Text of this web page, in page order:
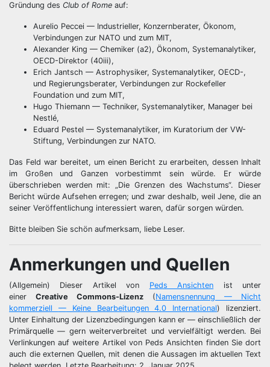
Gründung des Club of Rome auf:
Aurelio Peccei — Industrieller, Konzernberater, Ökonom,
Verbindungen zur NATO und zum MIT,
Alexander King — Chemiker (a2), Ökonom, Systemanalytiker,
OECD-Direktor (40iii),
Erich Jantsch — Astrophysiker, Systemanalytiker, OECD-,
und Regierungsberater, Verbindungen zur Rockefeller
Foundation und zum MIT,
Hugo Thiemann — Techniker, Systemanalytiker, Manager bei
Nestlé,
Eduard Pestel — Systemanalytiker, im Kuratorium der VW-
Stiftung, Verbindungen zur NATO.
Das Feld war bereitet, um einen Bericht zu erarbeiten, dessen Inhalt
im Großen und Ganzen vorbestimmt sein würde. Er würde
überschrieben werden mit: „Die Grenzen des Wachstums“. Dieser
Bericht würde Aufsehen erregen; und zwar deshalb, weil Jene, die an
seiner Veröffentlichung interessiert waren, dafür sorgen würden.
Bitte bleiben Sie schön aufmerksam, liebe Leser.
Anmerkungen und Quellen
(Allgemein) Dieser Artikel von Peds Ansichten ist unter
einer Creative Commons-Lizenz (Namensnennung — Nicht
kommerziell —Keine Bearbeitungen 4.0 International) lizenziert.
Unter Einhaltung der Lizenzbedingungen kann er — einschließlich der
Primärquelle — gern weiterverbreitet und vervielfältigt werden. Bei
Verlinkungen auf weitere Artikel von Peds Ansichten finden Sie dort
auch die externen Quellen, mit denen die Aussagen im aktuellen Text